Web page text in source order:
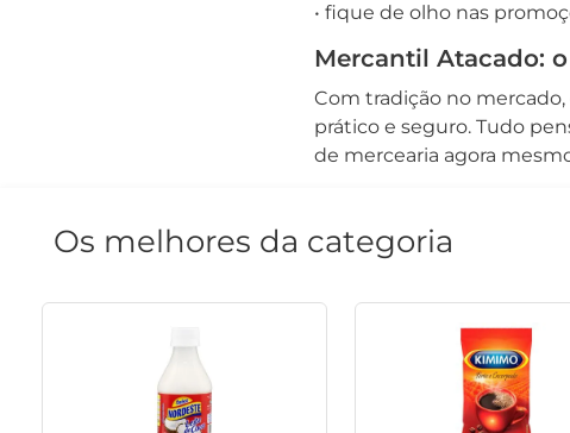
• fique de olho nas
Mercantil Atacado:
Com tradição no mercado,
prático e seguro. Tudo
de mercearia agora
Os melhores da categoria